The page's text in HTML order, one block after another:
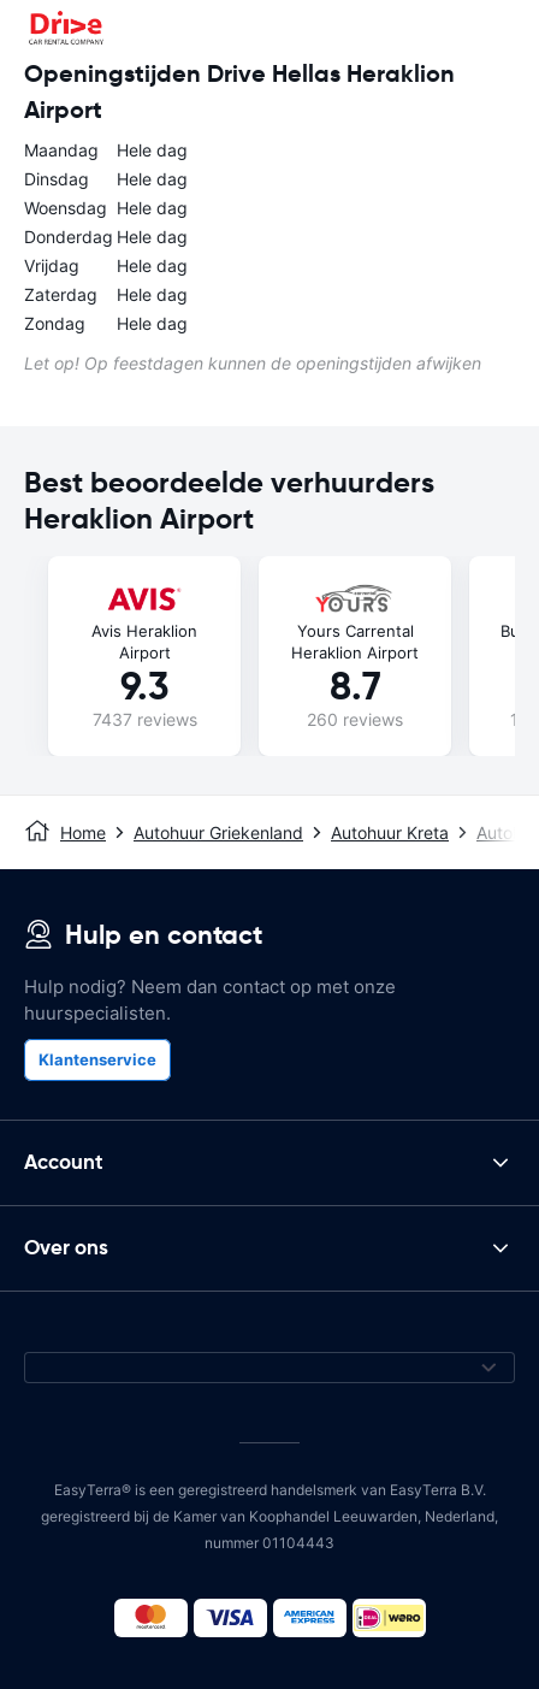
Openingstijden Drive Hellas Heraklion
Airport
Maandag
Hele dag
Dinsdag
Hele dag
Woensdag Hele dag
Donderdag Hele dag
Vrijdag
Hele dag
Zaterdag
Hele dag
Zondag
Hele dag
Let op! Op feestdagen kunnen de openingstijden afwijken
Best beoordeelde verhuurders
Heraklion Airport
Avis Heraklion
Airport
9.3
7437 reviews
Yours Carrental
Heraklion Airport
8.7
260 reviews
Home Autohuur Griekenland Autohuur Kreta
Hulp en contact
Hulp nodig? Neem dan contact op met onze
huurspecialisten.
Klantenservice
Account
Over ons
EasyTerra® is een geregistreerd handelsmerk van EasyTerra B.V.
geregistreerd bij de Kamer van Koophandel Leeuwarden, Nederland,
nummer 01104443